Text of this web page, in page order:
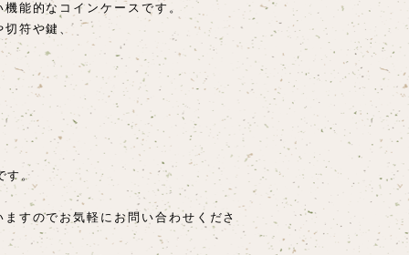
能的なコインケースです。
切符や鍵、
す。
すのでお気軽にお問い合わせくださ